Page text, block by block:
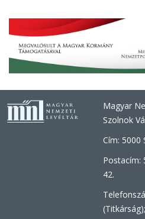
Magyar
Szolnok
Cím: 5000
Postacím:
42.
(Titkárság);